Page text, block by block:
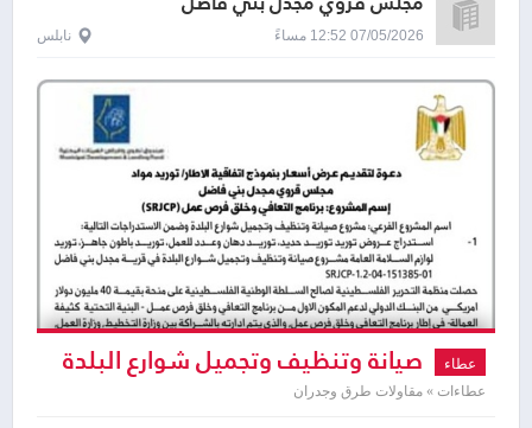
07/05/2026 12:52 مساءً نابلس
عطاء صيانة وتنظيف وتجميل شوارع البلدة
عطاءات » مقاولات طرق وجدران